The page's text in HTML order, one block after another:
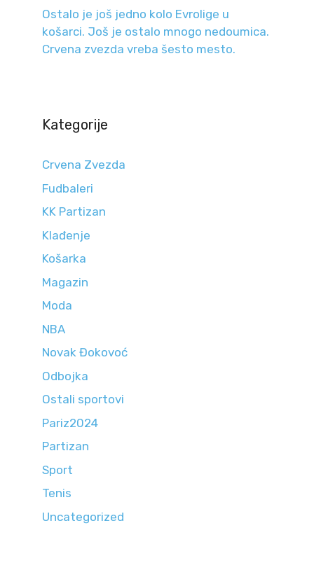
Ostalo je još jedno kolo Evrolige u
košarci. Još je ostalo mnogo nedoumica.
Crvena zvezda vreba šesto mesto.
Kategorije
Crvena Zvezda
Fudbaleri
KK Partizan
Klađenje
Košarka
Magazin
Moda
NBA
Novak Đokovoć
Odbojka
Ostali sportovi
Pariz2024
Partizan
Sport
Tenis
Uncategorized